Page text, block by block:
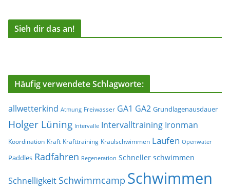
Sieh dir das an!
Häufig verwendete Schlagworte:
allwetterkind Atmung Freiwasser GA1 GA2 Grundlagenausdauer
Holger Lüning Intervalle Intervalltraining Ironman
Koordination Kraft Krafttraining Kraulschwimmen Laufen Openwater
Paddles Radfahren Regeneration Schneller schwimmen
Schnelligkeit Schwimmcamp Schwimmen